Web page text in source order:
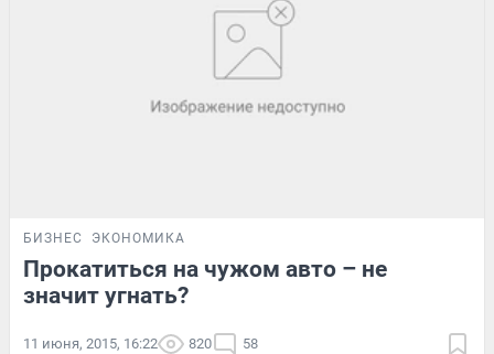
БИЗНЕС ЭКОНОМИКА
Прокатиться на чужом авто – не
значит угнать?
11 июня, 2015, 16:22 820 58